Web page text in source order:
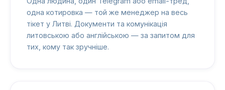
одна котировка — той же менеджер на весь
тікет у Литві. Документи та комунікація
литовською або англійською — за запитом для
тих, кому так зручніше.